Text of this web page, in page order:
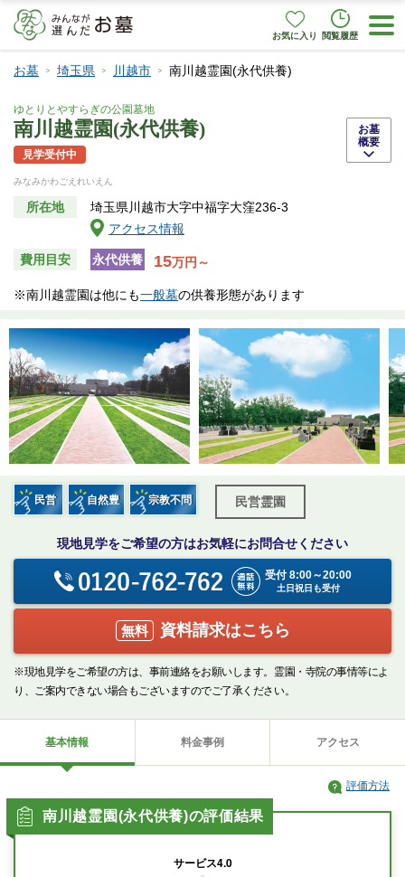
お気に入り 閲覧履歴
お墓 埼玉県 川越市 南川越霊園(永代供養)
ゆとりとやすらぎの公園墓地
南川越霊園(永代供養)
見学受付中
みなみかわごえれいえん
所在地
埼玉県川越市大字中福字大窪236-3
アクセス情報
費用目安 永代供養 15万円～
※南川越霊園は他にも一般墓の供養形態があります
お墓
概要
民営 自然豊 宗教不問 民営霊園
現地見学をご希望の方はお気軽にお問合せください
受付 8:00～20:00
土日祝日も受付
無料 資料請求はこちら
※現地見学をご希望の方は、事前連絡をお願いします。霊園・寺院の事情等によ
り、ご案内できない場合もございますのでご了承ください。
基本情報 料金事例 アクセス
南川越霊園(永代供養)の評価結果
評価方法